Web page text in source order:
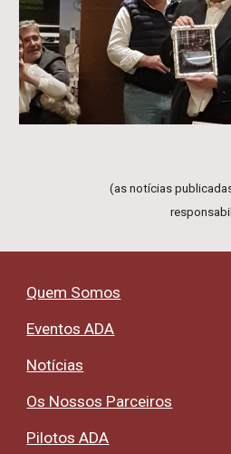
(as notícias
Quem Somos
Eventos ADA
Notícias
Os Nossos Parceiros
Pilotos ADA